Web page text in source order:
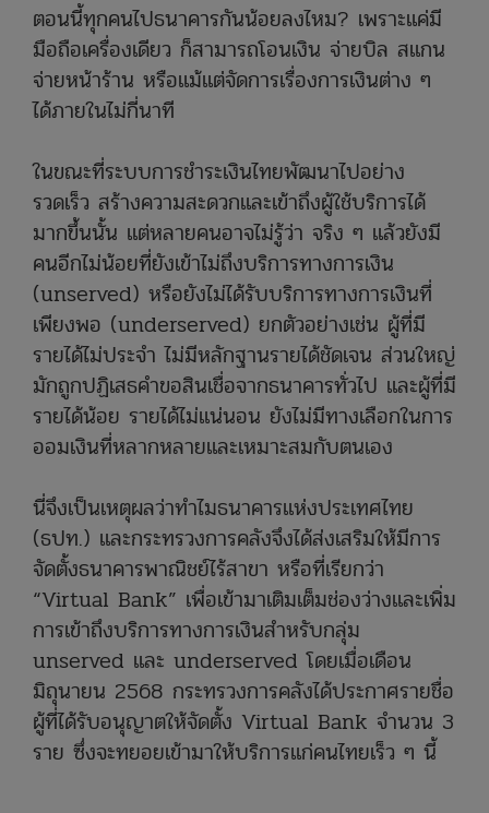
ตอนนี้ทุกคนไปธนาคารกันน้อยลงไหม? เพราะแค่มี
มือถือเครื่องเดียว ก็สามารถโอนเงิน จ่ายบิล สแกน
จ่ายหน้าร้าน หรือแม้แต่จัดการเรื่องการเงินต่าง ๆ
ได้ภายในไม่กี่นาที
ในขณะที่ระบบการชำระเงินไทยพัฒนาไปอย่าง
รวดเร็ว สร้างความสะดวกและเข้าถึงผู้ใช้บริการได้
มากขึ้นนั้น แต่หลายคนอาจไม่รู้ว่า จริง ๆ แล้วยังมี
คนอีกไม่น้อยที่ยังเข้าไม่ถึงบริการทางการเงิน
(unserved) หรือยังไม่ได้รับบริการทางการเงินที่
เพียงพอ (underserved) ยกตัวอย่างเช่น ผู้ที่มี
รายได้ไม่ประจำ ไม่มีหลักฐานรายได้ชัดเจน ส่วนใหญ่
มักถูกปฏิเสธคำขอสินเชื่อจากธนาคารทั่วไป และผู้ที่มี
รายได้น้อย รายได้ไม่แน่นอน ยังไม่มีทางเลือกในการ
ออมเงินที่หลากหลายและเหมาะสมกับตนเอง
นี่จึงเป็นเหตุผลว่าทำไมธนาคารแห่งประเทศไทย
(ธปท.) และกระทรวงการคลังจึงได้ส่งเสริมให้มีการ
จัดตั้งธนาคารพาณิชย์ไร้สาขา หรือที่เรียกว่า
“Virtual Bank” เพื่อเข้ามาเติมเต็มช่องว่างและเพิ่ม
การเข้าถึงบริการทางการเงินสำหรับกลุ่ม
unserved และ underserved โดยเมื่อเดือน
มิถุนายน 2568 กระทรวงการคลังได้ประกาศรายชื่อ
ผู้ที่ได้รับอนุญาตให้จัดตั้ง Virtual Bank จำนวน 3
ราย ซึ่งจะทยอยเข้ามาให้บริการแก่คนไทยเร็ว ๆ นี้